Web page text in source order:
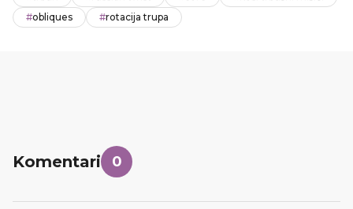
#obliques #rotacija trupa
Komentari 0